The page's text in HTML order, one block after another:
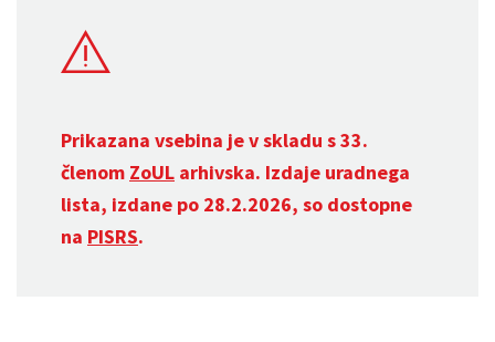
Prikazana vsebina je v skladu s 33.
členom ZoUL arhivska. Izdaje uradnega
lista, izdane po 28.2.2026, so dostopne
na PISRS.